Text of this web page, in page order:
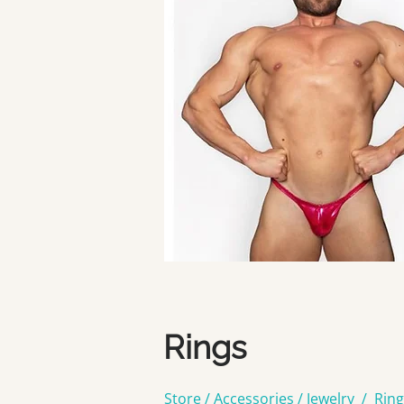
Rings
Store / Accessories / Jewelry /